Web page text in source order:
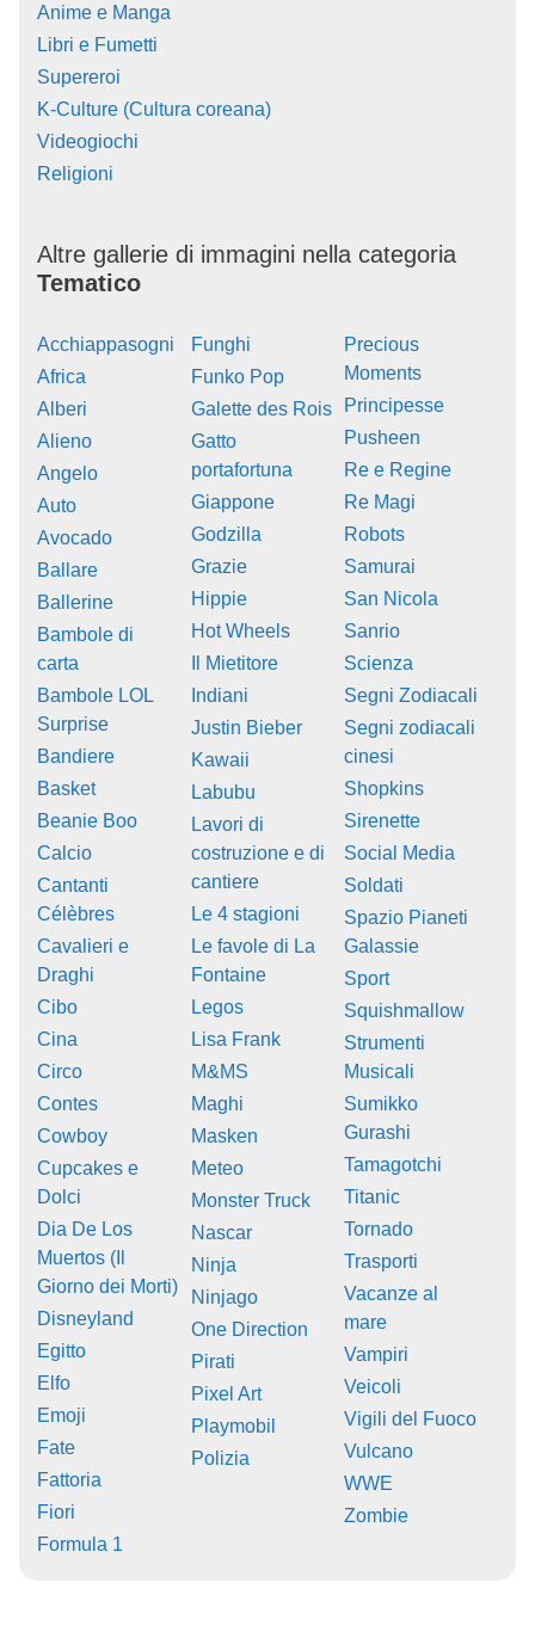
Anime e Manga
Libri e Fumetti
Supereroi
K-Culture (Cultura coreana)
Videogiochi
Religioni
Altre gallerie di immagini nella categoria
Tematico
Acchiappasogni
Africa
Alberi
Alieno
Angelo
Auto
Avocado
Ballare
Ballerine
Bambole di
carta
Bambole LOL
Surprise
Bandiere
Basket
Beanie Boo
Calcio
Cantanti
Célèbres
Cavalieri e
Draghi
Cibo
Cina
Circo
Contes
Cowboy
Cupcakes e
Dolci
Dia De Los
Muertos (Il
Giorno dei Morti)
Disneyland
Egitto
Elfo
Emoji
Fate
Fattoria
Fiori
Formula 1
Funghi
Funko Pop
Galette des Rois
Gatto
portafortuna
Giappone
Godzilla
Grazie
Hippie
Hot Wheels
Il Mietitore
Indiani
Justin Bieber
Kawaii
Labubu
Lavori di
costruzione e di
cantiere
Le 4 stagioni
Le favole di La
Fontaine
Legos
Lisa Frank
M&MS
Maghi
Masken
Meteo
Monster Truck
Nascar
Ninja
Ninjago
One Direction
Pirati
Pixel Art
Playmobil
Polizia
Precious
Moments
Principesse
Pusheen
Re e Regine
Re Magi
Robots
Samurai
San Nicola
Sanrio
Scienza
Segni Zodiacali
Segni zodiacali
cinesi
Shopkins
Sirenette
Social Media
Soldati
Spazio Pianeti
Galassie
Sport
Squishmallow
Strumenti
Musicali
Sumikko
Gurashi
Tamagotchi
Titanic
Tornado
Trasporti
Vacanze al
mare
Vampiri
Veicoli
Vigili del Fuoco
Vulcano
WWE
Zombie